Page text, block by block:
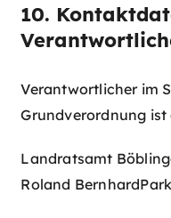
10.
Verantwortlicher im
Grundverordnung ist
Landratsamt
Roland Bernhard